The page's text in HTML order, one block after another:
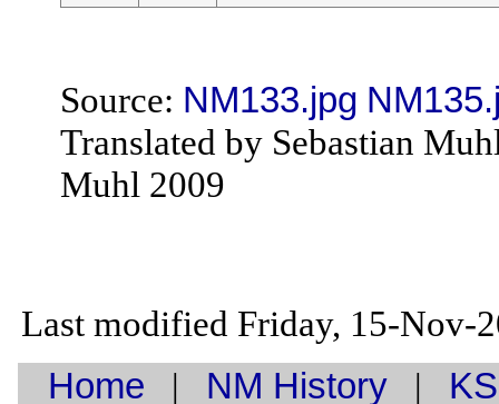
Source: NM133.jpg
Translated by Sebastian
Muhl 2009
Last modified Friday, 15-Nov-
Home | NM History|